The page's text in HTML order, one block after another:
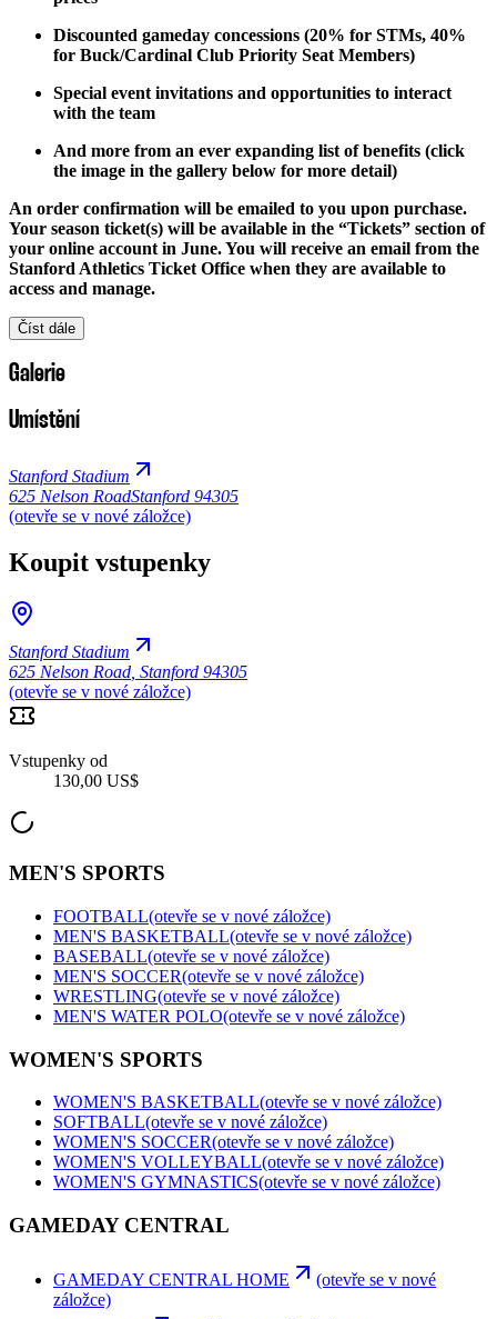
Discounted gameday concessions (20% for STMs, 40%
for Buck/Cardinal Club Priority Seat Members)
Special event invitations and opportunities to interact
with the team
And more from an ever expanding list of benefits (click
the image in the gallery below for more detail)
An order confirmation will be emailed to you upon purchase.
Your season ticket(s) will be available in the “Tickets” section of
your online account in June. You will receive an email from the
Stanford Athletics Ticket Office when they are available to
access and manage.
Číst dále
Galerie
Umístění
Stanford Stadium
625 Nelson RoadStanford 94305
(otevře se v nové záložce)
Koupit vstupenky
Stanford Stadium
625 Nelson Road Stanford 94305
(otevře se v nové záložce)
Vstupenky od
130,00 US$
MEN'S SPORTS
FOOTBALL(otevře se v nové záložce)
MEN'S BASKETBALL(otevře se v nové záložce)
BASEBALL(otevře se v nové záložce)
MEN'S SOCCER(otevře se v nové záložce)
WRESTLING(otevře se v nové záložce)
MEN'S WATER POLO(otevře se v nové záložce)
WOMEN'S SPORTS
WOMEN'S BASKETBALL(otevře se v nové záložce)
SOFTBALL(otevře se v nové záložce)
WOMEN'S SOCCER(otevře se v nové záložce)
WOMEN'S VOLLEYBALL(otevře se v nové záložce)
WOMEN'S GYMNASTICS(otevře se v nové záložce)
GAMEDAY CENTRAL
GAMEDAY CENTRAL HOME
(otevře se v nové
záložce)